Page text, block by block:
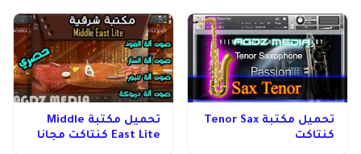
تحميل مكتبة Tenor Sax
كنتاكت
تحميل مكتبة Middle
East Lite كنتاكت مجانا